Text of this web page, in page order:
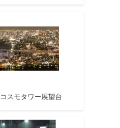
スモタワー展望台